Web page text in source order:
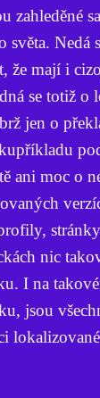
zahleděné
světa.
že mají i
se totiž o
jen o
ani moc o
nic
I na
jsou